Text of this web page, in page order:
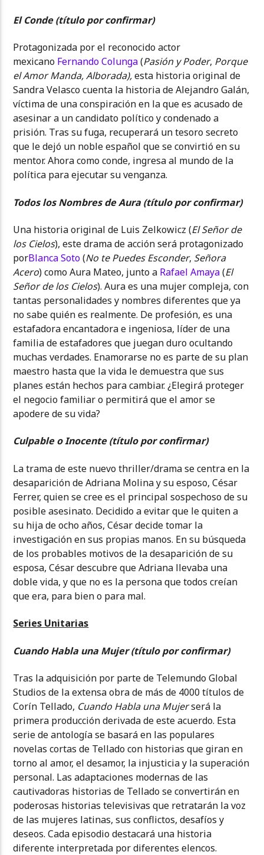
El Conde (título por confirmar)
Protagonizada por el reconocido actor
mexicano Fernando Colunga(Pasión y Poder, Porque
el Amor Manda, Alborada),esta historia original de
Sandra Velasco cuenta la historia de Alejandro Galán,
víctima de una conspiración en la que es acusado de
asesinar a un candidato político y condenado a
prisión. Tras su fuga, recuperará un tesoro secreto
que le dejó un noble español que se convirtió en su
mentor. Ahora como conde, ingresa al mundo de la
política para ejecutar su venganza.
Todos los Nombres de Aura (título por confirmar)
Una historia original de Luis Zelkowicz (El Señor de
los Cielos), este drama de acción será protagonizado
porBlanca Soto(No te Puedes Esconder, Señora
Acero) como Aura Mateo, junto a Rafael Amaya(El
Señor de los Cielos). Aura es una mujer compleja, con
tantas personalidades y nombres diferentes que ya
no sabe quién es realmente. De profesión, es una
estafadora encantadora e ingeniosa, líder de una
familia de estafadores que juegan duro ocultando
muchas verdades. Enamorarse no es parte de su plan
maestro hasta que la vida le demuestra que sus
planes están hechos para cambiar. ¿Elegirá proteger
el negocio familiar o permitirá que el amor se
apodere de su vida?
Culpable o Inocente (título por confirmar)
La trama de este nuevo thriller/drama se centra en la
desaparición de Adriana Molina y su esposo, César
Ferrer, quien se cree es el principal sospechoso de su
posible asesinato. Decidido a evitar que le quiten a
su hija de ocho años, César decide tomar la
investigación en sus propias manos. En su búsqueda
de los probables motivos de la desaparición de su
esposa, César descubre que Adriana llevaba una
doble vida, y que no es la persona que todos creían
que era, para bien o para mal.
Series Unitarias
Cuando Habla una Mujer(título por confirmar)
Tras la adquisición por parte de Telemundo Global
Studios de la extensa obra de más de 4000 títulos de
Corín Tellado, Cuando Habla una Mujerserá la
primera producción derivada de este acuerdo. Esta
serie de antología se basará en las populares
novelas cortas de Tellado con historias que giran en
torno al amor, el desamor, la injusticia y la superación
personal. Las adaptaciones modernas de las
cautivadoras historias de Tellado se convertirán en
poderosas historias televisivas que retratarán la voz
de las mujeres latinas, sus conflictos, desafíos y
deseos. Cada episodio destacará una historia
diferente interpretada por diferentes elencos.